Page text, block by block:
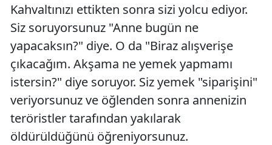
Kahvaltınızı ettikten sonra sizi yolcu ediyor.
Siz soruyorsunuz "Anne bugün ne
yapacaksın?" diye. O da "Biraz alışverişe
çıkacağım. Akşama ne yemek yapmamı
istersin?" diye soruyor. Siz yemek "siparişini"
veriyorsunuz ve öğlenden sonra annenizin
teröristler tarafından yakılarak
öldürüldüğünü öğreniyorsunuz.